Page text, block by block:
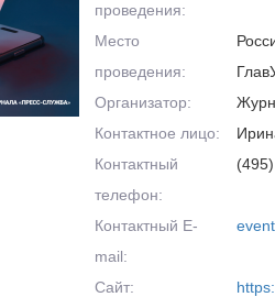
проведения:
Место
проведения:
Организатор:
Контактное лицо:
Контактный
телефон:
Контактный E-
mail:
Сайт: